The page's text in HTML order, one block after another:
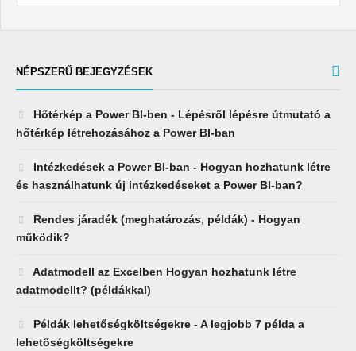
NÉPSZERŰ BEJEGYZÉSEK
Hőtérkép a Power BI-ben - Lépésről lépésre útmutató a
hőtérkép létrehozásához a Power BI-ban
Intézkedések a Power BI-ban - Hogyan hozhatunk létre
és használhatunk új intézkedéseket a Power BI-ban?
Rendes járadék (meghatározás, példák) - Hogyan
működik?
Adatmodell az Excelben Hogyan hozhatunk létre
adatmodellt? (példákkal)
Példák lehetőségköltségekre - A legjobb 7 példa a
lehetőségköltségekre